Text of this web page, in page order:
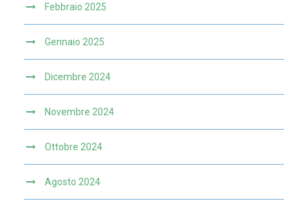
Febbraio 2025
Gennaio 2025
Dicembre 2024
Novembre 2024
Ottobre 2024
Agosto 2024